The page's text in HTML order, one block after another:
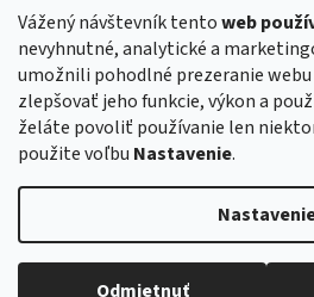
Vážený návštevník tentoweb
nevyhnutné, analytické a
umožnili pohodlné prezeranie
zlepšovať jeho funkcie, výkon a
želáte povoliť používanie len
použite voľbu Nastavenie.
Odmietnuť
+421 903 144 673
Copyright 2026ZuziHračky.sk.
nastavenie